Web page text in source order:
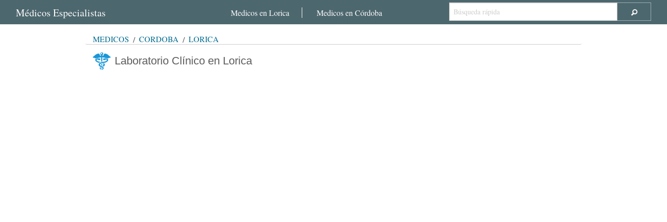
Médicos Especialistas Medicos en Lorica Medicos en Córdoba
MÉDICOS CÓRDOBA LORICA
Laboratorio Clínico en Lorica